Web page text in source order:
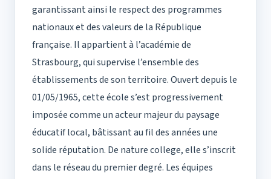
garantissant ainsi le respect des programmes
nationaux et des valeurs de la République
française. Il appartient à l’académie de
Strasbourg, qui supervise l’ensemble des
établissements de son territoire. Ouvert depuis le
01/05/1965, cette école s’est progressivement
imposée comme un acteur majeur du paysage
éducatif local, bâtissant au fil des années une
solide réputation. De nature college, elle s’inscrit
dans le réseau du premier degré. Les équipes